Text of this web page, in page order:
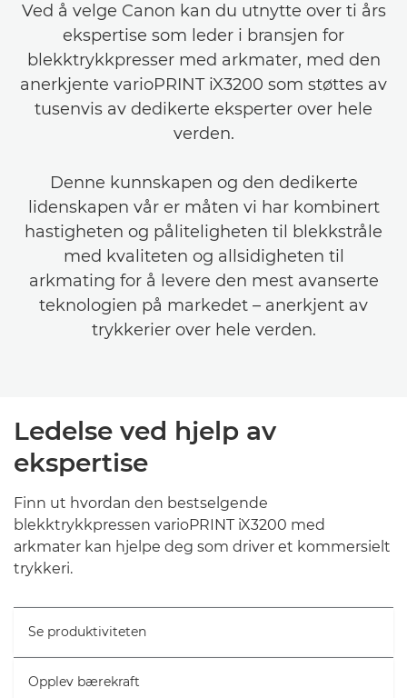
Ved å velge Canon kan du utnytte over ti års
ekspertise som leder i bransjen for
blekktrykkpresser med arkmater, med den
anerkjente varioPRINT iX3200 som støttes av
tusenvis av dedikerte eksperter over hele
verden.
Denne kunnskapen og den dedikerte
lidenskapen vår er måten vi har kombinert
hastigheten og påliteligheten til blekkstråle
med kvaliteten og allsidigheten til
arkmating for å levere den mest avanserte
teknologien på markedet – anerkjent av
trykkerier over hele verden.
Ledelse ved hjelp av
ekspertise
Finn ut hvordan den bestselgende
blekktrykkpressen varioPRINT iX3200 med
arkmater kan hjelpe deg som driver et kommersielt
trykkeri.
Se produktiviteten
Opplev bærekraft